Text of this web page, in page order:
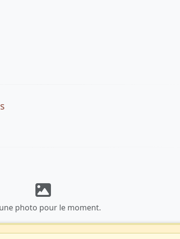
photo pour le moment.